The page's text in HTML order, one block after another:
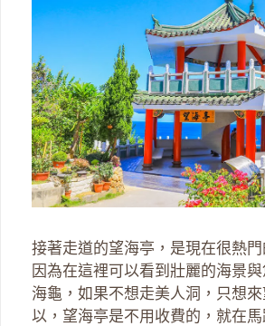
接著走道的望海亭，是現在很熱門
因為在這裡可以看到壯麗的海景
海龜，如果不想走美人洞，只想
以，望海亭是不用收費的，就在馬